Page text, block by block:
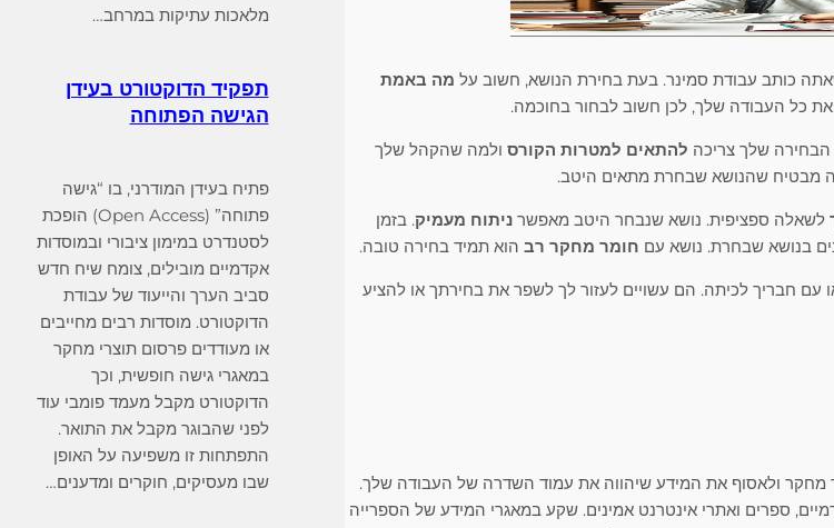
כותב עבודת סמינר. בעת בחירת הנושא, חשוב על מה באמת
כל העבודה שלך, לכן חשוב לבחור בחוכמה.
שלך צריכה להתאים למטרות הקורס ולמה שהקהל שלך
מבטיח שהנושא שבחרת מתאים היטב.
לשאלה ספציפית. נושא שנבחר היטב מאפשרניתוח מעמיק. בזמן
בנושא שבחרת. נושא עם חומר מחקר רב הוא תמיד בחירה טובה.
חבריך לכיתה. הם עשויים לעזור לך לשפר את בחירתך או להציע
מחקר ולאסוף את המידע שיהווה את עמוד השדרה של העבודה שלך.
ספרים ואתרי אינטרנט אמינים. שקע במאגרי המידע של הספרייה
מלאכות עתיקות במרחב…
תפקיד הדוקטורט בעידן
הגישה הפתוחה
פתיח בעידן המודרני, בו “גישה
פתוחה” (Open Access) הופכת
לסטנדרט במימון ציבורי ובמוסדות
אקדמיים מובילים, צומח שיח חדש
סביב הערך והייעוד של עבודת
הדוקטורט. מוסדות רבים מחייבים
או מעודדים פרסום תוצרי מחקר
במאגרי גישה חופשית, וכך
הדוקטורט מקבל מעמד פומבי עוד
לפני שהבוגר מקבל את התואר.
התפתחות זו משפיעה על האופן
שבו מעסיקים, חוקרים ומדענים…